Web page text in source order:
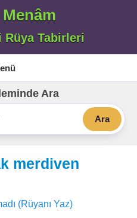
Rüya Tabirleri
Ara
Ara
merdiven
(Rüyanı Yaz)